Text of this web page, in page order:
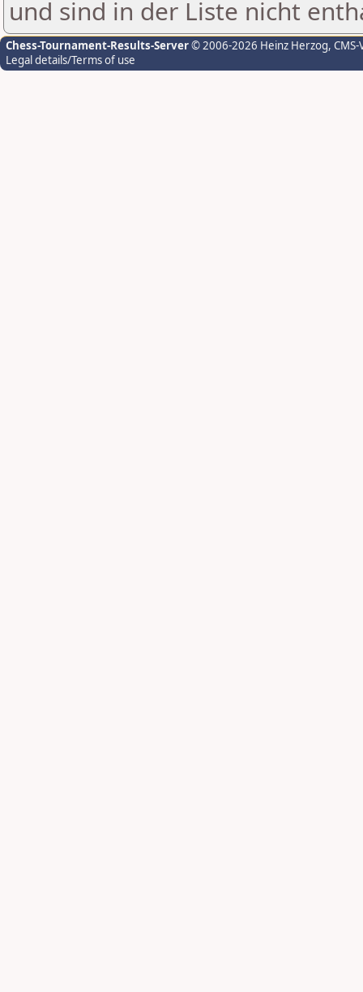
und sind in der Liste nicht
Chess-Tournament-Results-Server© 2006-2026 Heinz Herzog,
Legal details/Terms of use